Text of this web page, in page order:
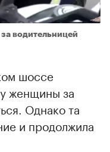
водительницей
шоссе
женщины за
Однако та
и продолжила